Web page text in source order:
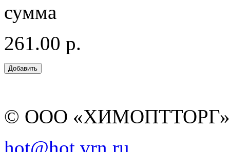
сумма
261.00 р.
© ООО
hot@hot.vrn.ru